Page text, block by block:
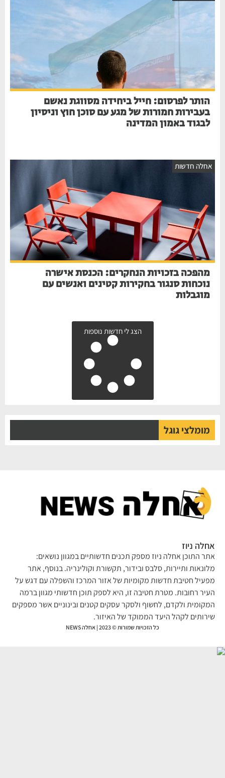
הותר לפרסום: חייל ביחידה מסווגת נאשם
בעבירות חמורות של מגע עם סוכן חוץ וניסיון
לבגוד באמון המדינה
חדשות
מהפכה בזכויות הנחקרים: הכנסת אישרה
נוכחות סנגור בחקירות קטינים ואנשים עם
מוגבלות
הצג לי חדשות נוספות
מומלצי גוגל
ניוז
התוכן אחלה ניוז מספק תכנים חדשותיים במגוון נושאים:
ותיירות, סלבס ובידור, תקשורת וקולינריה. בנוסף, אתר
חטיבת חדשות מקומיות של אזור המרכז והשפלה עם דגש על
רחובות. מטרת חטיבה זו, היא לספק תוכן חדשותי מגוון ברמה
ולקדם, לחשוף ולסקר עסקים קטנים ובינוניים אשר מספקים
לקהל היעד הממוקד של האיזור.
כל הזכויות שמורות © 2023 | אחלה NEWS